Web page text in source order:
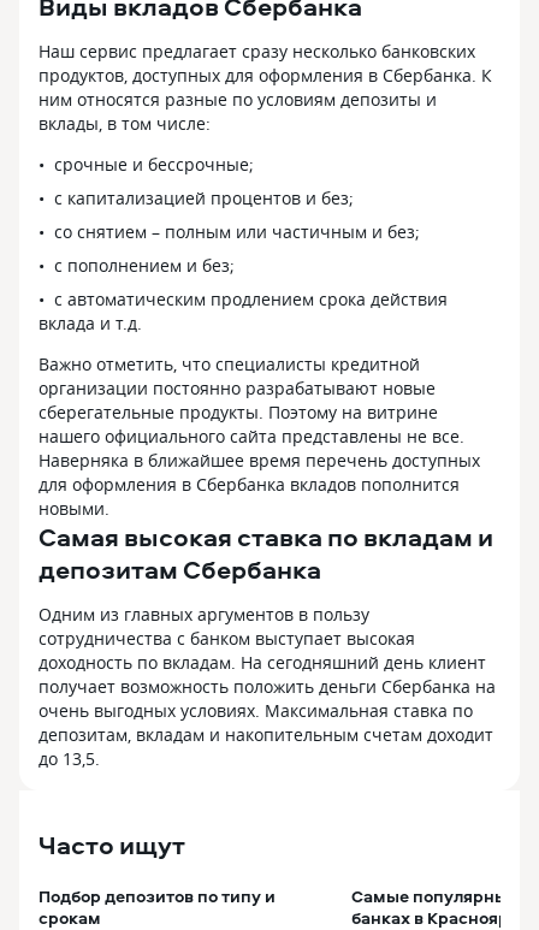
«до востребования» (0,01%). Это
— Вклад пополняемый,
но не частично расходуемый. То есть
положить ещё можно, а снять часть
тела — нет, только всё целиком
с потерей процентов. — Курсовая
разница не защищена — если вклад
в рублях, инфляция всё съест.
Короче говоря,
и безопасный ☝️
потихоньку
Наш сервис предлагает сразу несколько банковских
продуктов, доступных для оформления в Сбербанка. К
ним относятся разные по условиям депозиты и
вклады, в том числе:
срочные и бессрочные;
с капитализацией процентов и без;
со снятием – полным или частичным и без;
с пополнением и без;
с автоматическим продлением срока действия
вклада и т.д.
Важно отметить, что специалисты кредитной
организации постоянно разрабатывают новые
сберегательные продукты. Поэтому на витрине
нашего официального сайта представлены не все.
Наверняка в ближайшее время перечень доступных
для оформления в Сбербанка вкладов пополнится
новыми.
Самая высокая ставка по вкладам и
депозитам Сбербанка
Одним из главных аргументов в пользу
сотрудничества с банком выступает высокая
доходность по вкладам. На сегодняшний день клиент
получает возможность положить деньги Сбербанка на
очень выгодных условиях. Максимальная ставка по
депозитам, вкладам и накопительным счетам доходит
до 13,5.
Часто ищут
Подбор депозитов по типу и
срокам
Самые популярные
банках в Красноярске